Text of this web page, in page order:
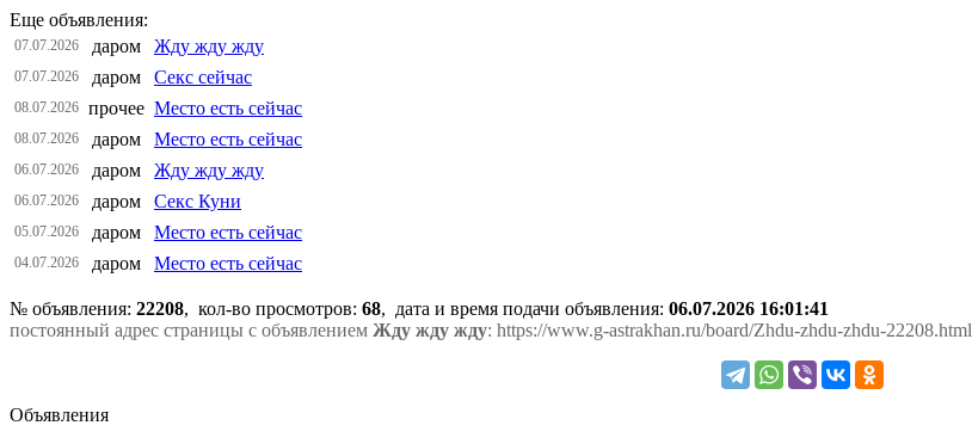
Еще объявления:
07.07.2026 даром Жду жду жду
07.07.2026 даром Секс сейчас
08.07.2026 прочее Место есть сейчас
08.07.2026 даром Место есть сейчас
06.07.2026 даром Жду жду жду
06.07.2026 даром Секс Куни
05.07.2026 даром Место есть сейчас
04.07.2026 даром Место есть сейчас
№ объявления: 22208, кол-во просмотров: 68, дата и время подачи объявления: 06.07.2026 16:01:41
постоянный адрес страницы с объявлением Жду жду жду: https://www.g-astrakhan.ru/board/Zhdu-zhdu-zhdu-22208.html
Объявления